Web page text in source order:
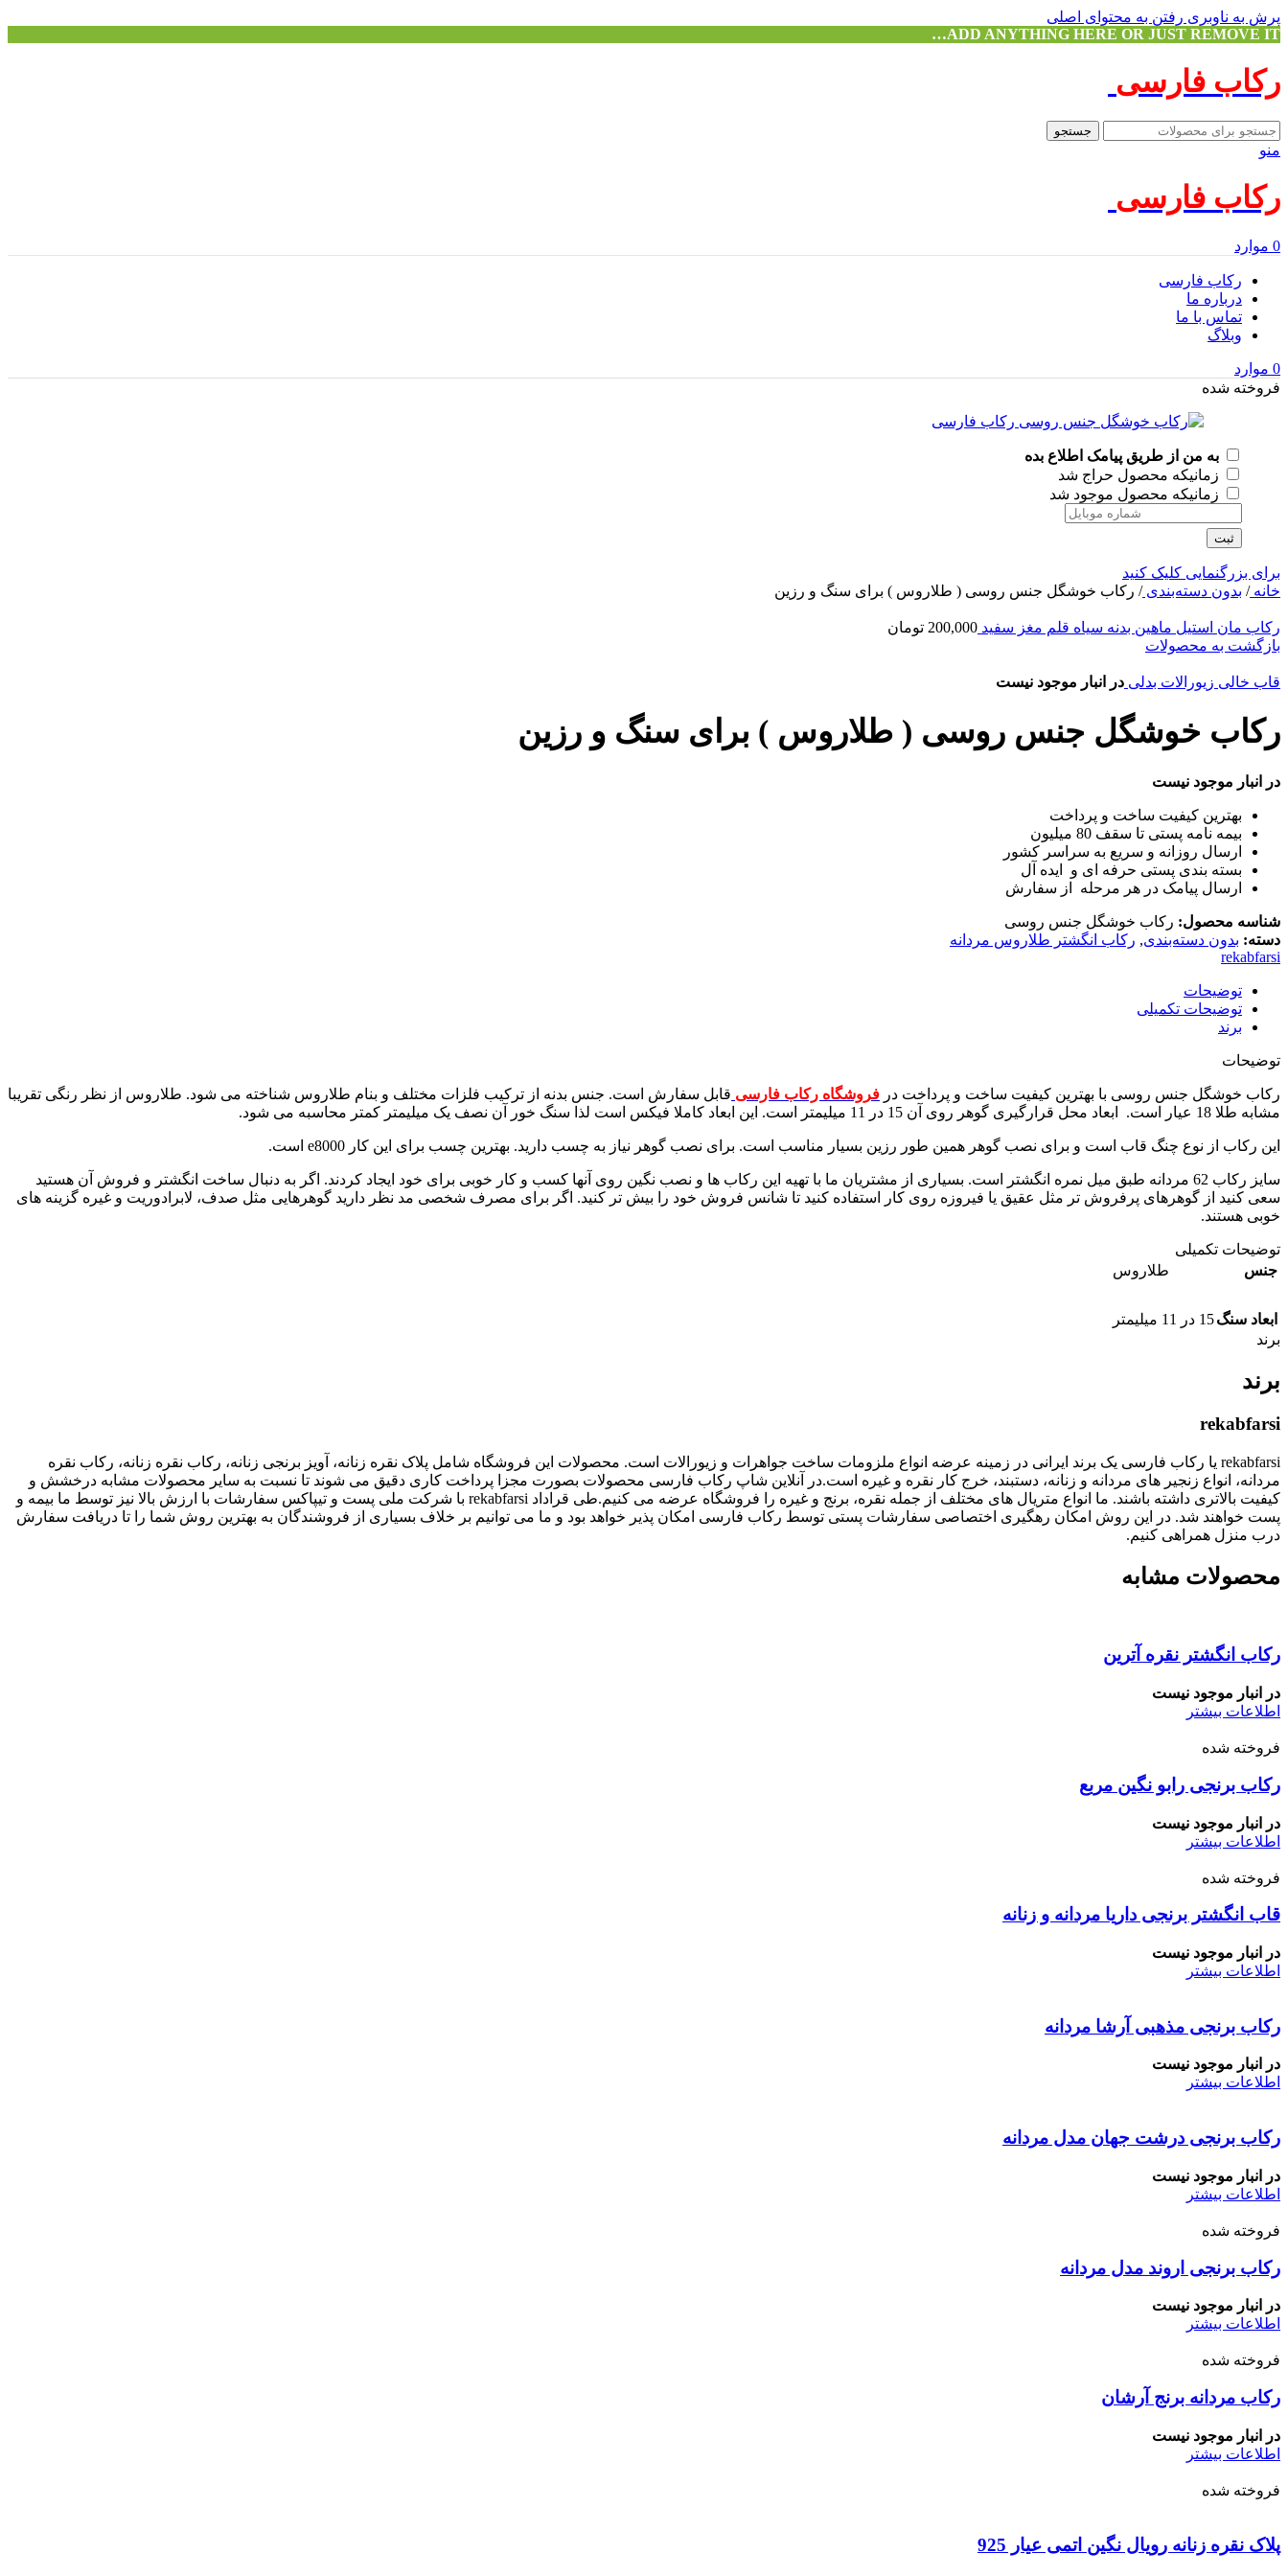
پرش به ناوبری رفتن به محتوای اصلی
ADD ANYTHING HERE OR JUST REMOVE IT…
رکاب فارسی
جستجو
منو
رکاب فارسی
0 موارد
رکاب فارسی
درباره ما
تماس با ما
وبلاگ
0 موارد
فروخته شده
به من از طریق پیامک اطلاع بده
زمانیکه محصول حراج شد
زمانیکه محصول موجود شد
ثبت
برای بزرگنمایی کلیک کنید
خانه/ بدون دسته‌بندی/ رکاب خوشگل جنس روسی ( طلاروس ) برای سنگ و رزین
رکاب مان استیل ماهین بدنه سیاه قلم مغز سفید 200,000 تومان
بازگشت به محصولات
قاب خالی زیورالات بدلی در انبار موجود نیست
رکاب خوشگل جنس روسی ( طلاروس ) برای سنگ و رزین
در انبار موجود نیست
بهترین کیفیت ساخت و پرداخت
بیمه نامه پستی تا سقف 80 میلیون
ارسال روزانه و سریع به سراسر کشور
بسته بندی پستی حرفه ای و ایده آل
ارسال پیامک در هر مرحله از سفارش
شناسه محصول: رکاب خوشگل جنس روسی
دسته: بدون دسته‌بندی, رکاب انگشتر طلاروس مردانه
rekabfarsi
توضیحات
توضیحات تکمیلی
برند
توضیحات
رکاب خوشگل جنس روسی با بهترین کیفیت ساخت و پرداخت در فروشگاه رکاب فارسی قابل سفارش است. جنس بدنه از ترکیب فلزات مختلف و بنام طلاروس شناخته می شود. طلاروس از نظر رنگی تقریبا
مشابه طلا 18 عیار است. ابعاد محل قرارگیری گوهر روی آن 15 در 11 میلیمتر است. این ابعاد کاملا فیکس است لذا سنگ خور آن نصف یک میلیمتر کمتر محاسبه می شود.
این رکاب از نوع چنگ قاب است و برای نصب گوهر همین طور رزین بسیار مناسب است. برای نصب گوهر نیاز به چسب دارید. بهترین چسب برای این کار e8000 است.
سایز رکاب 62 مردانه طبق میل نمره انگشتر است. بسیاری از مشتریان ما با تهیه این رکاب ها و نصب نگین روی آنها کسب و کار خوبی برای خود ایجاد کردند. اگر به دنبال ساخت انگشتر و فروش آن هستید
سعی کنید از گوهرهای پرفروش تر مثل عقیق یا فیروزه روی کار استفاده کنید تا شانس فروش خود را بیش تر کنید. اگر برای مصرف شخصی مد نظر دارید گوهرهایی مثل صدف، لابرادوریت و غیره گزینه های
خوبی هستند.
توضیحات تکمیلی
جنس
طلاروس
ابعاد سنگ15 در 11 میلیمتر
برند
برند
rekabfarsi
rekabfarsi یا رکاب فارسی یک برند ایرانی در زمینه عرضه انواع ملزومات ساخت جواهرات و زیورالات است. محصولات این فروشگاه شامل پلاک نقره زنانه، آویز برنجی زنانه، رکاب نقره زنانه، رکاب نقره
مردانه، انواع زنجیر های مردانه و زنانه، دستبند، خرج کار نقره و غیره است.در آنلاین شاپ رکاب فارسی محصولات بصورت مجزا پرداخت کاری دقیق می شوند تا نسبت به سایر محصولات مشابه درخشش و
کیفیت بالاتری داشته باشند. ما انواع متریال های مختلف از جمله نقره، برنج و غیره را فروشگاه عرضه می کنیم.طی قراداد rekabfarsi با شرکت ملی پست و تیپاکس سفارشات با ارزش بالا نیز توسط ما بیمه و
پست خواهند شد. در این روش امکان رهگیری اختصاصی سفارشات پستی توسط رکاب فارسی امکان پذیر خواهد بود و ما می توانیم بر خلاف بسیاری از فروشندگان به بهترین روش شما را تا دریافت سفارش
درب منزل همراهی کنیم.
محصولات مشابه
رکاب انگشتر نقره آترین
در انبار موجود نیست
اطلاعات بیشتر
فروخته شده
رکاب برنجی رابو نگین مربع
در انبار موجود نیست
اطلاعات بیشتر
فروخته شده
قاب انگشتر برنجی داریا مردانه و زنانه
در انبار موجود نیست
اطلاعات بیشتر
رکاب برنجی مذهبی آرشا مردانه
در انبار موجود نیست
اطلاعات بیشتر
رکاب برنجی درشت جهان مدل مردانه
در انبار موجود نیست
اطلاعات بیشتر
فروخته شده
رکاب برنجی اروند مدل مردانه
در انبار موجود نیست
اطلاعات بیشتر
فروخته شده
رکاب مردانه برنج آرشان
در انبار موجود نیست
اطلاعات بیشتر
فروخته شده
پلاک نقره زنانه رویال نگین اتمی عیار 925